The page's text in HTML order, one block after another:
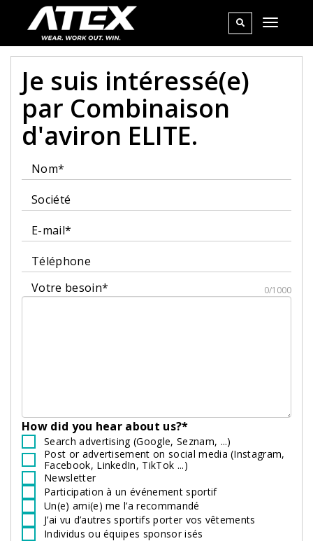
Je suis intéressé(e)
par Combinaison
d'aviron ELITE.
Nom*
Société
E-mail*
Téléphone
Votre besoin*
0/1000
How did you hear about us?*
Search advertising (Google, Seznam, ...)
Post or advertisement on social media (Instagram,
Facebook, LinkedIn, TikTok ...)
Newsletter
Participation à un événement sportif
Un(e) ami(e) me l’a recommandé
J’ai vu d’autres sportifs porter vos vêtements
Individus ou équipes sponsor isés